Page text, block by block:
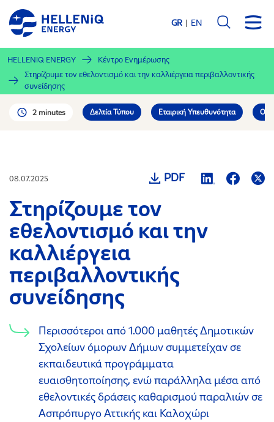
Παράκαμψη
προς
κυρίως
περιεχόμενο
GR EN
HELLENiQ ENERGY
Κέντρο Ενημέρωσης
Στηρίζουμε τον εθελοντισμό και την καλλιέργεια περιβαλλοντικής
συνείδησης
2 minutes Δελτία Τύπου Εταιρική Υπευθυνότητα Οι
08.07.2025 PDF
Στηρίζουμε τον
εθελοντισμό και την
καλλιέργεια
περιβαλλοντικής
συνείδησης
Περισσότεροι από 1.000 μαθητές Δημοτικών
Σχολείων όμορων Δήμων συμμετείχαν σε
εκπαιδευτικά προγράμματα
ευαισθητοποίησης, ενώ παράλληλα μέσα από
εθελοντικές δράσεις καθαρισμού παραλιών σε
Ασπρόπυργο Αττικής και Καλοχώρι